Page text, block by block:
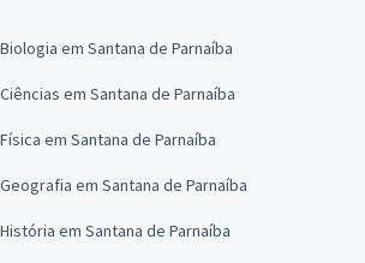
em Santana de Parnaíba
em Santana de Parnaíba
em Santana de Parnaíba
em Santana de Parnaíba
em Santana de Parnaíba